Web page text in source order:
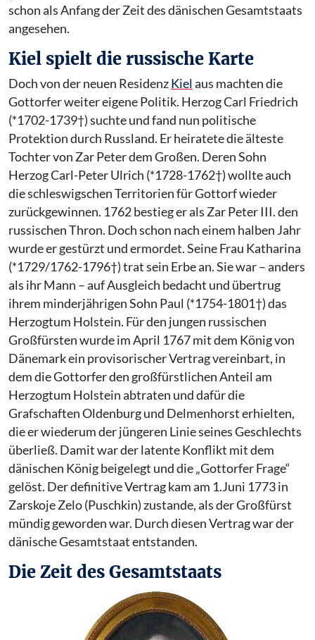
schon als Anfang der Zeit des dänischen Gesamtstaats
angesehen.
Kiel spielt die russische Karte
Doch von der neuen ResidenzKielaus machten die
Gottorfer weiter eigene Politik. Herzog Carl Friedrich
(*1702-1739†) suchte und fand nun politische
Protektion durch Russland. Er heiratete die älteste
Tochter von Zar Peter dem Großen. Deren Sohn
Herzog Carl-Peter Ulrich (*1728-1762†) wollte auch
die schleswigschen Territorien für Gottorf wieder
zurückgewinnen. 1762 bestieg er als Zar Peter III. den
russischen Thron. Doch schon nach einem halben Jahr
wurde er gestürzt und ermordet. Seine Frau Katharina
(*1729/1762-1796†) trat sein Erbe an. Sie war – anders
als ihr Mann – auf Ausgleich bedacht und übertrug
ihrem minderjährigen Sohn Paul (*1754-1801†) das
Herzogtum Holstein. Für den jungen russischen
Großfürsten wurde im April 1767 mit dem König von
Dänemark ein provisorischer Vertrag vereinbart, in
dem die Gottorfer den großfürstlichen Anteil am
Herzogtum Holstein abtraten und dafür die
Grafschaften Oldenburg und Delmenhorst erhielten,
die er wiederum der jüngeren Linie seines Geschlechts
überließ. Damit war der latente Konflikt mit dem
dänischen König beigelegt und die „Gottorfer Frage“
gelöst. Der definitive Vertrag kam am 1.Juni 1773 in
Zarskoje Zelo (Puschkin) zustande, als der Großfürst
mündig geworden war. Durch diesen Vertrag war der
dänische Gesamtstaat entstanden.
Die Zeit des Gesamtstaats